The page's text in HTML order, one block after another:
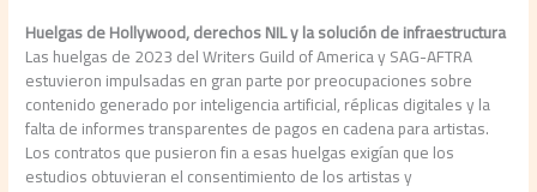
Huelgas de Hollywood, derechos NIL y la solución de infraestructura
Las huelgas de 2023 del Writers Guild of America y SAG-AFTRA
estuvieron impulsadas en gran parte por preocupaciones sobre
contenido generado por inteligencia artificial, réplicas digitales y la
falta de informes transparentes de pagos en cadena para artistas.
Los contratos que pusieron fin a esas huelgas exigían que los
estudios obtuvieran el consentimiento de los artistas y